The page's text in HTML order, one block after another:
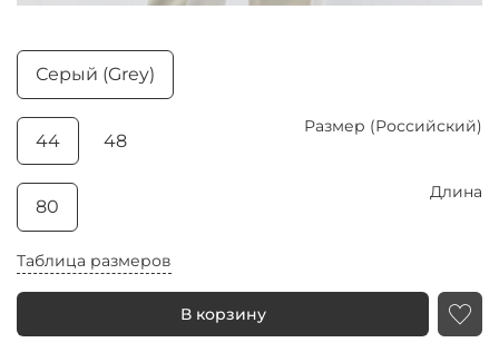
Таблица размеров
В корзину
Серый (Grey)
Размер (Российский)
44 48
Длина
80